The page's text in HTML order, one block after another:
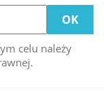
celu należy